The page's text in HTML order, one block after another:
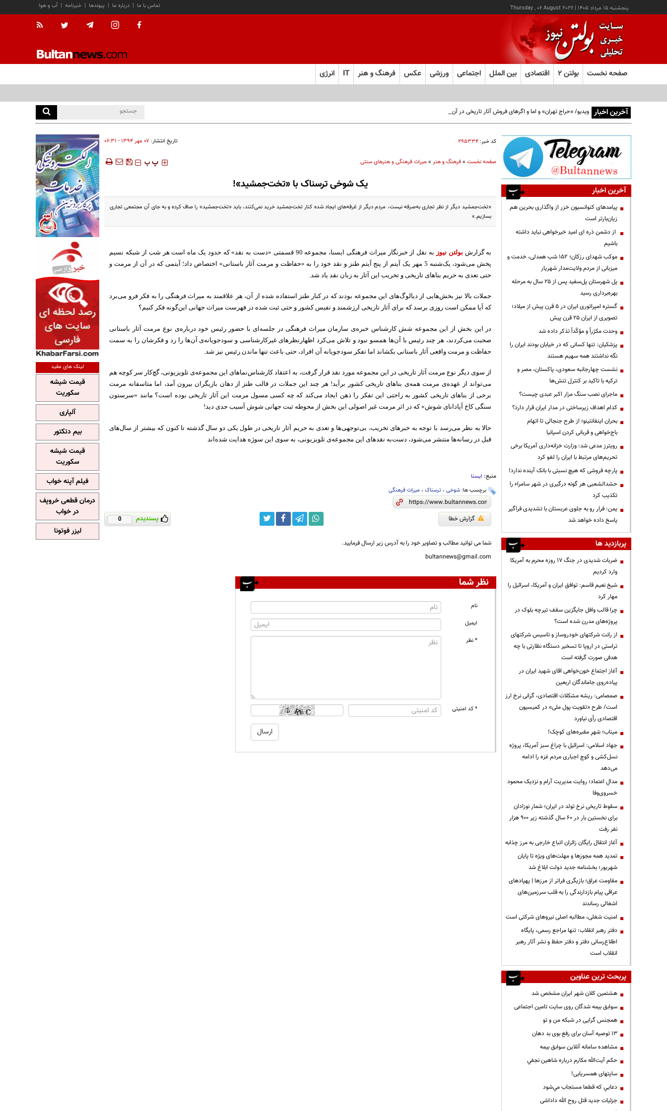
پنجشنبه ۱۵ مرداد ۱۴۰۵ |
Thursday , 06 August 2026 آب و هوا | خبرنامه | پیوندها | درباره ما | تماس با ما
صفحه نخست بولتن ۲ اقتصادی بین الملل اجتماعی ورزشی عکس فرهنگ و هنر IT انرژی
آخرین اخبار ویدیو/ «حراج تهران» و اما و اگرهای فروش آثار تاریخی در آن
کد خبر: ۲۹۵۳۳۴ تاریخ انتشار: ۰۷ مهر ۱۳۹۴ - ۰۶:۳۱
صفحه نخست»فرهنگ و هنر» میراث فرهنگی و هنرهای سنتی ‍‍‍ پ پ
یک شوخی ترسناک با «تخت‌جمشید»!
«تخت‌جمشید دیگر از نظر تجاری به‌صرفه نیست، مردم دیگر از غرفه‌های ایجاد شده کنار تخت‌جمشید خرید نمی‌کنند، باید «تخت‌جمشید» را صاف کرده و به جای آن مجتمعی تجاری
بسازیم.»
به گزارش بولتن نیوز
به نقل از خبرنگار میراث فرهنگی ایسنا، مجموعه‌ 90 قسمتی «دست به نقد» که حدود یک ماه است هر شب از شبکه‌ نسیم
پخش می‌شود، یک‌شنبه 5 مهر یک آیتم از پنج آیتم طنز و نقد خود را به «حفاظت و مرمت آثار باستانی» اختصاص داد؛ آیتمی که در آن از مرمت و
حتی تعدی به حریم بناهای تاریخی و تخریب این آثار به زبان نقد یاد شد.
جملات بالا نیز بخش‌هایی از دیالوگ‌های این مجموعه بودند که در کنار طنز استفاده شده از آن، هر علاقمند به میراث فرهنگی را به فکر فرو می‌برد
که آیا ممکن است روزی برسد که برای آثار تاریخی ارزشمند و نفیس کشور و حتی ثبت شده در فهرست میراث جهانی این‌گونه فکر کنیم؟
در این بخش از این مجموعه شش کارشناس خبره‌ی سازمان میراث فرهنگی در جلسه‌ای با حضور رئیس خود درباره‌ی نوع مرمت آثار باستانی
صحبت می‌کردند، هر چند رئیس با آن‌ها همسو نبود و تلاش می‌کرد اظهارنظرهای غیرکارشناسی و سودجویانه‌ی آن‌ها را رد و فکرشان را به سمت
حفاظت و مرمت واقعی آثار باستانی بکشاند اما تفکر سودجویانه آن افراد، حتی باعث تنها ماندن رئیس نیز شد.
از سوی دیگر نوع مرمت آثار تاریخی در این مجموعه مورد نقد قرار گرفت،‌ به اعتقاد کارشناس‌نماهای این مجموعه‌ی تلویزیونی، گچ‌کار سر کوچه هم
می‌تواند از عهده‌ی مرمت همه‌ی بناهای تاریخی کشور برآید! هر چند این جملات در قالب طنز از دهان بازیگران بیرون آمد، اما متاسفانه مرمت
برخی از بناهای تاریخی کشور به راحتی این تفکر را ذهن ایجاد می‌کند که چه کسی مسول مرمت این آثار تاریخی بوده است؟ مانند «سرستون
سنگی کاخ آپادانای شوش» که در اثر مرمت غیر اصولی این بخش از محوطه ثبت جهانی شوش آسیب جدی دید!
حالا به نظر می‌رسد با توجه به خبرهای تخریب، بی‌توجهی‌ها و تعدی به حریم آثار تاریخی در طول یکی دو سال گذشته تا کنون که بیشتر از سال‌های
قبل در رسانه‌ها منتشر می‌شود، دست‌به نقدهای این مجموعه‌ی تلویزیونی، به سوی این سوژه هدایت شده‌اند
منبع: ایسنا
برچسب ها: شوخی، ترسناک، میراث فرهنگی
گزارش خطا پسندیدم 0
شما می توانید مطالب و تصاویر خود را به آدرس زیر ارسال فرمایید.
bultannews@gmail.com
نظر شما
نام
ایمیل
* نظر
* کد امنیتی
آخرین اخبار
پیامدهای کنوانسیون خزر از واگذاری بحرین هم
زیان‌بارتر است
از دشمن ذره ای امید خیرخواهی نباید داشته
باشیم
موکب شهدای رزکان؛ ۱۵۲ شب همدلی، خدمت و
میزبانی از مردم ولایت‌مدار شهریار
پل شهرستان پل‌سفید پس از ۲۵ سال به مرحله
بهره‌برداری رسید
گستره امپراتوری ایران در ۵ قرن پیش از میلاد؛
تصویری از ایران ۲۵ قرن پیش
وحدت مکرّراً و مؤکّداً تذکر داده شد
پزشکیان: تنها کسانی که در خیابان بودند ایران را
نگه نداشتند همه سهیم هستند
نشست چهارجانبه سعودی، پاکستان، مصر و
ترکیه با تاکید بر کنترل تنش‌ها
ماجرای نصب سنگ مزار اکبر عبدی چیست؟
کدام اهداف زیرساختی در مدار ایران قرار دارد؟
بحران اینفانتینو؛ از طرح جنجالی تا اتهام
باج‌خواهی و قربانی کردن اسپانیا
رویترز مدعی شد: وزارت خزانه‌داری آمریکا برخی
تحریم‌های مرتبط با ایران را لغو کرد
پارچه فروشی که هیچ نسبتی با بانک آینده ندارد!
حشدالشعبی هر گونه درگیری در شهر سامراء را
تکذیب کرد
یمن: فرار رو به جلوی عربستان با تشدیدی فراگیر
پاسخ داده خواهد شد
پربازدید ها
ضربات شدیدی در جنگ ۱۷ روزه محرم به آمریکا
وارد کردیم
شیخ نعیم قاسم: توافق ایران و آمریکا، اسرائیل را
مهار کرد
چرا قالب وافل جایگزین سقف تیرچه بلوک در
پروژه‌های مدرن شده است؟
از رانت‌ شرکتهای خودروساز و تاسیس شرکتهای
تراستی در اروپا تا تسخیر دستگاه نظارتی با چه
هدفی صورت گرفته است
آغاز اجتماع خون‌خواهی اقای شهید ایران در
پیاده‌روی جاماندگان اربعین
صمصامی: ریشه مشکلات اقتصادی، گرانی نرخ ارز
است/ طرح «تقویت پول ملی» در کمیسیون
اقتصادی رأی نیاورد
میناب؛ شهرِ مقبره‌های کوچک!
جهاد اسلامی: اسرائیل با چراغ سبز آمریکا، پروژه
نسل‌کشی و کوچ اجباری مردم غزه را ادامه
می‌دهد
مدالِ اعتماد؛ روایت مدیریت آرام و نزدیک محمود
خسروی‌وفا
سقوط تاریخی نرخ تولد در ایران؛ شمار نوزادان
برای نخستین بار در ۶۰ سال گذشته زیر ۹۰۰ هزار
نفر رفت
آغاز انتقال رایگان زائران اتباع خارجی به مرز چذابه
تمدید همه مجوزها و مهلت‌های ویژه تا پایان
شهریور؛ بخشنامه جدید دولت ابلاغ شد
مقاومت عراق؛ بازیگری فراتر از مرزها | پهپادهای
عراقی پیام بازدارندگی را به قلب سرزمین‌های
اشغالی رساندند
‌امنیت شغلی، مطالبه اصلی نیروهای شرکتی است
دفتر رهبر انقلاب: تنها مراجع رسمی، پایگاه
اطلاع‌رسانی دفتر و دفتر حفظ و نشر آثار رهبر
انقلاب است
پربحث ترین عناوین
هشتمین کلان شهر ایران مشخص شد
سوابق بیمه شدگان روی سایت تامین اجتماعی
همجنس گرایی در شبکه من و تو
13 توصیه آسان برای رفع بوی بد دهان
مشاهده سامانه آنلاين سوابق بیمه
حكم آيت‌الله مكارم درباره شاهين نجفي
سایتهای همسریابی!
دعايي كه قطعا مستجاب مي‌شود
جزئیات جدید قتل روح الله داداشی
لینک های مفید
قیمت شیشه
سکوریت
آلپاری
بیم دتکتور
قیمت شیشه
سکوریت
فیلم آپنه خواب
درمان قطعی خروپف
در خواب
لیزر فوتونا